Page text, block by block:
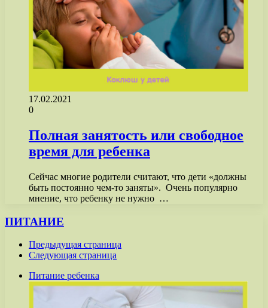
17.02.2021
0
Полная занятость или свободное
время для ребенка
Сейчас многие родители считают, что дети «должны
быть постоянно чем-то заняты». Очень популярно
мнение, что ребенку не нужно …
ПИТАНИЕ
Предыдущая страница
Следующая страница
Питание ребенка